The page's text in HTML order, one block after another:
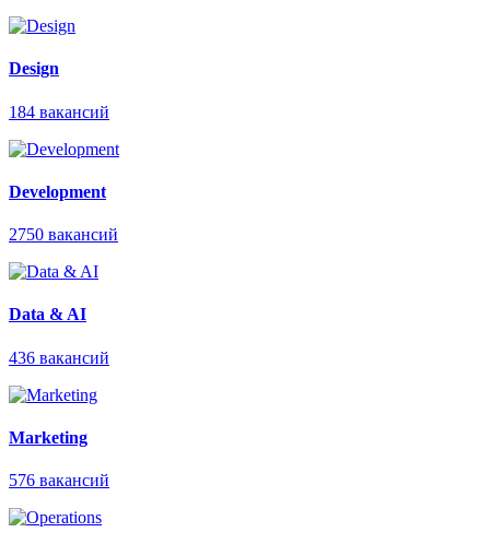
Design
184 вакансий
Development
2750 вакансий
Data & AI
436 вакансий
Marketing
576 вакансий